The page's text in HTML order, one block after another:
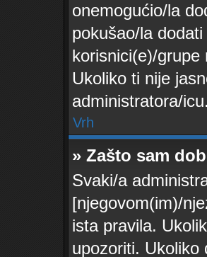
onemogućio/la
pokušao/la
korisnici(e)/
Ukoliko ti nije
administratora/icu.
Vrh
» Zašto sam
Svaki/a
[njegovom(im)/
ista pravila.
upozoriti. Ukoliko